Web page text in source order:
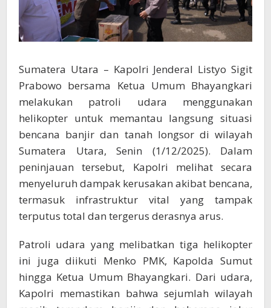
Sumatera Utara – Kapolri Jenderal Listyo Sigit
Prabowo bersama Ketua Umum Bhayangkari
melakukan patroli udara menggunakan
helikopter untuk memantau langsung situasi
bencana banjir dan tanah longsor di wilayah
Sumatera Utara, Senin (1/12/2025). Dalam
peninjauan tersebut, Kapolri melihat secara
menyeluruh dampak kerusakan akibat bencana,
termasuk infrastruktur vital yang tampak
terputus total dan tergerus derasnya arus.
Patroli udara yang melibatkan tiga helikopter
ini juga diikuti Menko PMK, Kapolda Sumut
hingga Ketua Umum Bhayangkari. Dari udara,
Kapolri memastikan bahwa sejumlah wilayah